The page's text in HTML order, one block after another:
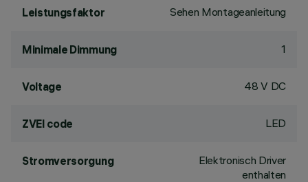
Leistungsfaktor Sehen Montageanleitung
Minimale Dimmung 1
Voltage 48 V DC
ZVEI code LED
Stromversorgung
Elektronisch Driver
enthalten